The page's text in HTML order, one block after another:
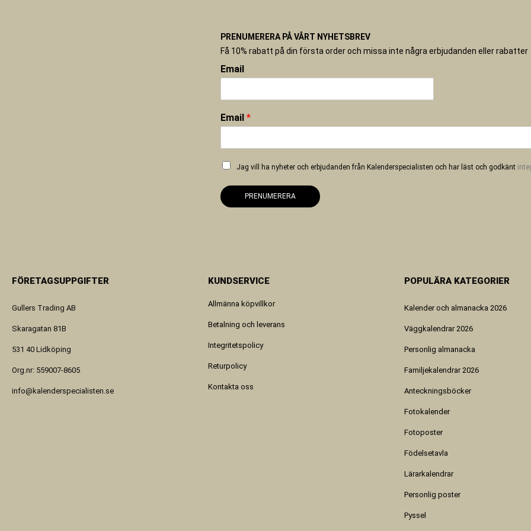
PRENUMERERA PÅ VÅRT NYHETSBREV
Få 10% rabatt på din första order och missa inte några erbjudanden eller rabatter
Email
Email *
Jag vill ha nyheter och erbjudanden från Kalenderspecialisten och har läst och godkänt
PRENUMERERA
FÖRETAGSUPPGIFTER
Gullers Trading AB
Skaragatan 81B
531 40 Lidköping
Org.nr: 559007-8605
info@kalenderspecialisten.se
KUNDSERVICE
Allmänna köpvillkor
Betalning och leverans
Integritetspolicy
Returpolicy
Kontakta oss
POPULÄRA KATEGORIER
Kalender och almanacka 2026
Väggkalendrar 2026
Personlig almanacka
Familjekalendrar 2026
Anteckningsböcker
Fotokalender
Fotoposter
Födelsetavla
Lärarkalendrar
Personlig poster
Pyssel